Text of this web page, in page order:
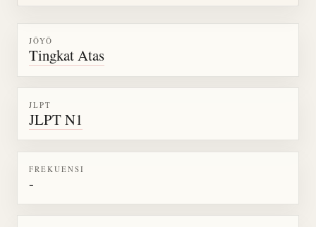
JŌYŌ
Tingkat Atas
JLPT
JLPT N1
FREKUENSI
-